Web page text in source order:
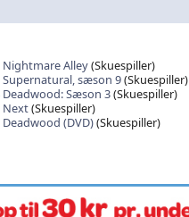
Nightmare Alley(Skuespiller)
Supernatural, sæson 9(Skuespiller)
Deadwood: Sæson 3(Skuespiller)
Next(Skuespiller)
Deadwood (DVD)(Skuespiller)